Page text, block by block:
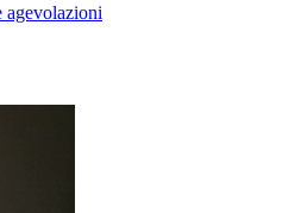
agevolazioni